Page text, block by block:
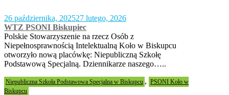
26 października, 202527 lutego, 2026
WTZ PSONI Biskupiec
Polskie Stowarzyszenie na rzecz Osób z
Niepełnosprawnością Intelektualną Koło w Biskupcu
otworzyło nową placówkę: Niepubliczną Szkołę
Podstawową Specjalną. Dziennikarze naszego…..
Niepubliczna Szkoła Podstawowa Specjalna w Biskupcu , PSONI Koło w
Biskupcu